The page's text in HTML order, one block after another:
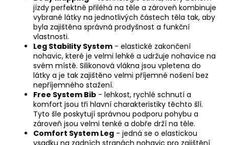
jízdy perfektně přiléhá na těle a zároveň kombinuje
vybrané látky na jednotlivých částech těla tak, aby
byla zajištěna správná prodyšnost a funkční
vlastnosti.
Leg Stability System - elastické zakončení
nohavic, které je velmi lehké a udržuje nohavice na
svém místě. Silikonová vlákna jsou vpletena do
látky a je tak zajištěno velmi příjemné nošení bez
nepříjemného stažení.
Free System Bib - lehkost, rychlé schnutí a
komfort jsou tři hlavní charakteristiky těchto šlí.
Tyto šle poskytují správnou podporu pohybu a
zároveň jsou velmi tenké a dobře drží na těle.
Comfort System Leg - jedná se o elastickou
vsadku na zadních stranách nohavic pro zajištění